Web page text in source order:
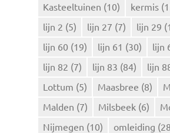
Kasteeltuinen (10) kermis
lijn 2 (5) lijn 27 (7) lijn 29
lijn 60 (19) lijn 61 (30) lijn
lijn 82 (7) lijn 83 (84) lijn
Lottum (5) Maasbree (8)
Malden (7) Milsbeek (6)
Nijmegen (10) omleiding